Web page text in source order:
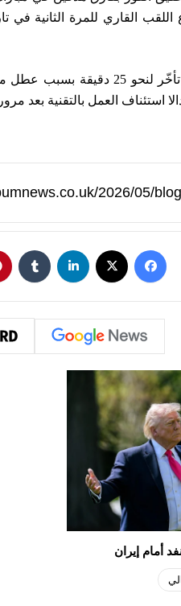
العمل بالتقنية بعد مرور 23 دقيقة من اللعب
أمام إيران